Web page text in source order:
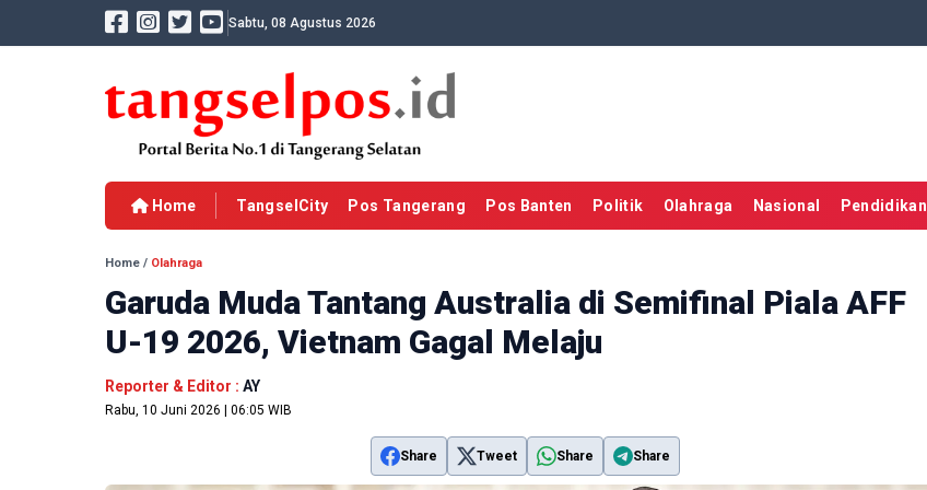
Sabtu, 08 Agustus 2026
Home TangselCity Pos Tangerang Pos Banten Politik Olahraga Nasional Pendidikan
Home / Olahraga
Garuda Muda Tantang Australia di Semifinal Piala AFF
U-19 2026, Vietnam Gagal Melaju
Reporter & Editor : AY
Rabu, 10 Juni 2026 | 06:05 WIB
Share Tweet Share Share